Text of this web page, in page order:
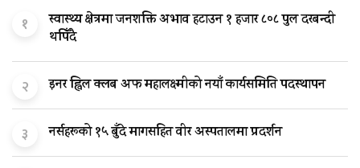
१
स्वास्थ्य क्षेत्रमा जनशक्ति अभाव हटाउन १ हजार ८०८ पुल दरबन्दी
थपिँदै
२ इनर ह्विल क्लब अफ महालक्ष्मीको नयाँ कार्यसमिति पदस्थापन
३ नर्सहरूको १५ बुँदे मागसहित वीर अस्पतालमा प्रदर्शन